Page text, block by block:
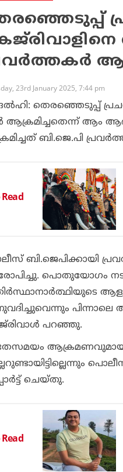
23rd January 2025, 7:44 pm
തെരഞ്ഞെടുപ്പ്
ആക്രമിച്ചതെന്ന് ആം
ബി.ജെ.പി
ബി.ജെപിക്കായി
പൊതുയോഗം
പിന്നാലെ
പറഞ്ഞു.
ആക്രമണവുമായി
ചെയ്തു.